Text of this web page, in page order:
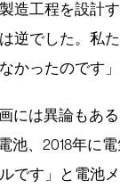
造工程を設計
逆でした。私
かったのです」
には異論もあ
池、2018年に
です」と電池